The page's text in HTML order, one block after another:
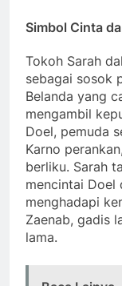
Simbol Cinta
Tokoh Sarah
sebagai sosok
Belanda yang
mengambil
Doel, pemuda
Karno
berliku. Sarah
mencintai Doel
menghadapi
Zaenab, gadis
lama.